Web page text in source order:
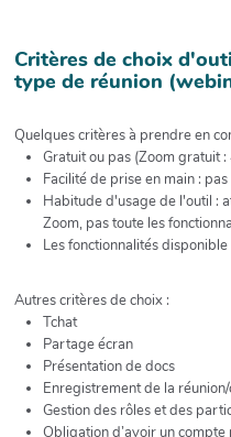
Critères de choix
type de réunion
Quelques critères à prendre en
Gratuit ou pas (Zoom gratuit
Facilité de prise en main :
Habitude d'usage de l'outil :
Zoom, pas toute les
Les fonctionnalités
Autres critères de choix :
Tchat
Partage écran
Présentation de docs
Enregistrement de la
Gestion des rôles et des
Obligation d’avoir un